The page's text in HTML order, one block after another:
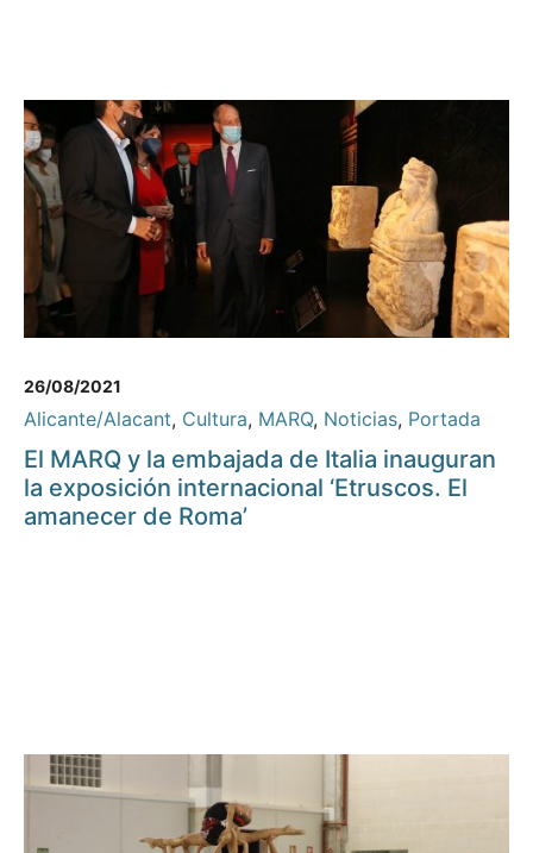
26/08/2021
Alicante/Alacant, Cultura, MARQ, Noticias, Portada
El MARQ y la embajada de Italia inauguran
la exposición internacional ‘Etruscos. El
amanecer de Roma’